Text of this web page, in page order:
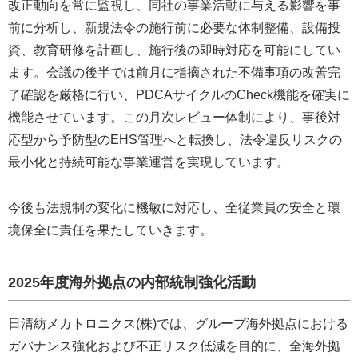
改正動向を常に監視し、同社の事業活動に与える影響を事
前に分析し、新規法令の施行前に必要な体制整備、設備投
資、教育研修を計画し、施行後の即時対応を可能にしてい
ます。会議の後半では前月に指摘された不備事項の改善完
了確認を厳格に行い、PDCAサイクルのCheck機能を確実に
機能させています。この月次レビュー体制により、事後対
応型から予防型のEHS管理へと転換し、法令違反リスクの
最小化と持続可能な事業運営を実現しています。
今後も法規制の変化に機敏に対応し、全従業員の安全と環
境保全に責任を果たしていきます。
2025年度海外拠点の内部統制強化活動
日清紡メカトロニクス(株)では、グループ海外拠点における
ガバナンス強化および不正リスク低減を目的に、全海外拠